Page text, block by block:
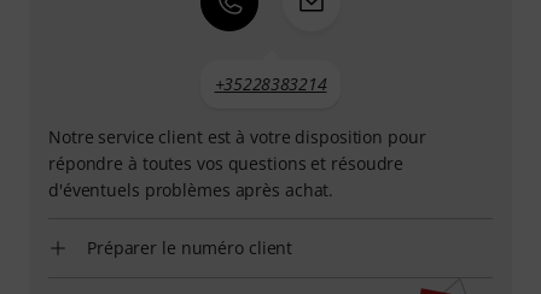
+35228383214
Notre service client est à votre disposition pour
répondre à toutes vos questions et résoudre
d'éventuels problèmes après achat.
Préparer le numéro client